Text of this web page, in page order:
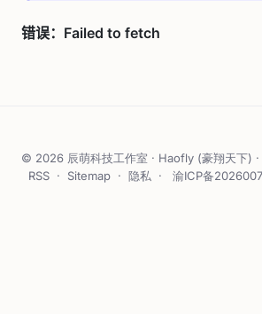
© 2026 辰萌科技工作室 · Haofly (豪翔天下) ·
RSS · Sitemap · 隐私 · 渝ICP备